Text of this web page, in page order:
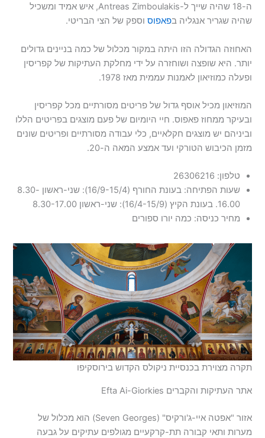
ה-18 שהיה שייך ל-Antreas Zimboulakis, איש אמיד ומשכיל
שהיה שגריר אנגליה בפאפוס וספק של הצי הבריטי.
האחוזה הגדולה הזו היתה במקור מכלול של כמה בניינים גדולים
יותר. היא שופצה ושוחזרה על ידי מחלקת העתיקות של קפריסין
ופעלה כמוזיאון לאמנות עממית מאז 1978.
המוזיאון מכיל אוסף גדול של פריטים מסורתיים מכל קפריסין
ובעיקר ממחוז פאפוס. חיי היומיום של פעם מוצגים בפריטים הללו
וביניהם יש מוצגים חקלאיים, כלי עבודה מסורתיים ופריטים שונים
מזמן הכיבוש הטורקי ועד אמצע המאה ה-20.
טלפון: 26306216
שעות הפתיחה: בעונת החורף (16/9-15/4): שני-ראשון 8.30-
16.00. בעונת הקיץ (16/4-15/9): שני-ראשון 8.30-17.00
מחיר כניסה: כמה יורו ספורים
תקרה מצוירת בכנסיית ניקולס הקדוש בירוסקיפו
אתר העתיקות והקברים Efta Ai-Giorkies
אזור "אפטה איי-ג'ורקיס" (Seven Georges) הוא מכלול של
מערות ותאי קבורה תת-קרקעיים מגולפים עתיקים על גבעה